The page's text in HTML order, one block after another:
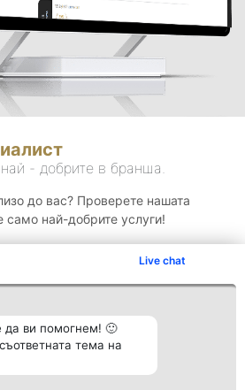
Live chat
да ви помогнем! 🙂
тема на
- добрите в бранша.
до вас? Проверете нашата
само най-добрите услуги!